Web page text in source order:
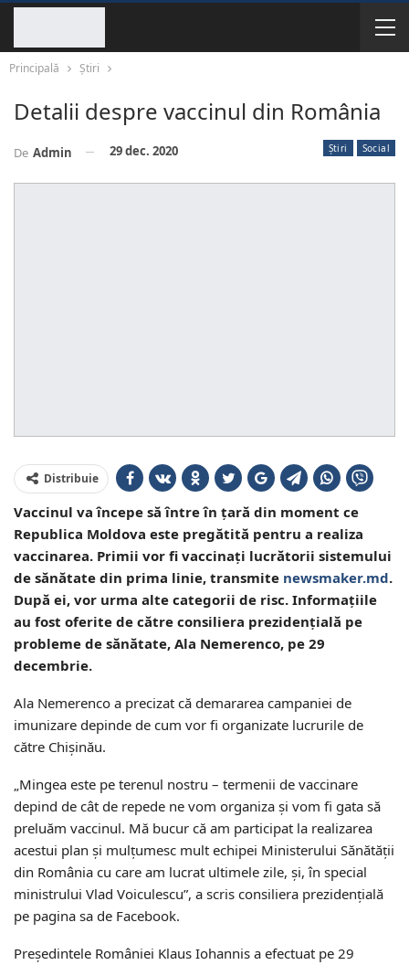
Principală Știri
Detalii despre vaccinul din România
Știri Social
De Admin 29 dec. 2020
Distribuie
Vaccinul va începe să între în țară din moment ce
Republica Moldova este pregătită pentru a realiza
vaccinarea. Primii vor fi vaccinați lucrătorii sistemului
de sănătate din prima linie, transmite newsmaker.md.
După ei, vor urma alte categorii de risc. Informațiile
au fost oferite de către consiliera prezidențială pe
probleme de sănătate, Ala Nemerenco, pe 29
decembrie.
Ala Nemerenco a precizat că demararea campaniei de
imunizare depinde de cum vor fi organizate lucrurile de
către Chișinău.
„Mingea este pe terenul nostru – termenii de vaccinare
depind de cât de repede ne vom organiza și vom fi gata să
preluăm vaccinul. Mă bucur că am participat la realizarea
acestui plan și mulțumesc mult echipei Ministerului Sănătății
din România cu care am lucrat ultimele zile, și, în special
ministrului Vlad Voiculescu”, a scris consiliera prezidențială
pe pagina sa de Facebook.
Președintele României Klaus Iohannis a efectuat pe 29